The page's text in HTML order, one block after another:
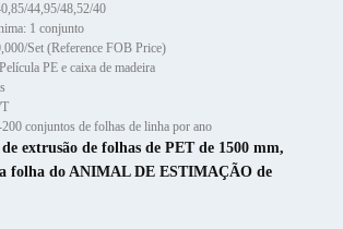
44,95/48,52/40
1 conjunto
Set (Reference FOB Price)
PE e caixa de madeira
conjuntos de folhas de linha por ano
extrusão de folhas de PET de 1500 mm,
folha do ANIMAL DE ESTIMAÇÃO de